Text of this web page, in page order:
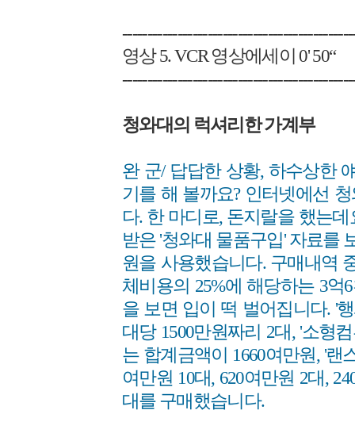
영상 5. VCR 영상에세이 0' 50“
청와대의 럭셔리한 가계부
완 군/ 답답한 상황, 하수상한
기를 해 볼까요? 인터넷에선
다. 한 마디로, 돈지랄을 했는
받은 '청와대 물품구입' 자료를
원을 사용했습니다. 구매내역
체비용의 25%에 해당하는 3억
을 보면 입이 떡 벌어집니다. '
대당 1500만원짜리 2대, '소형
는 합계금액이 1660여만원, '랜
여만원 10대, 620여만원 2대,
대를 구매했습니다.